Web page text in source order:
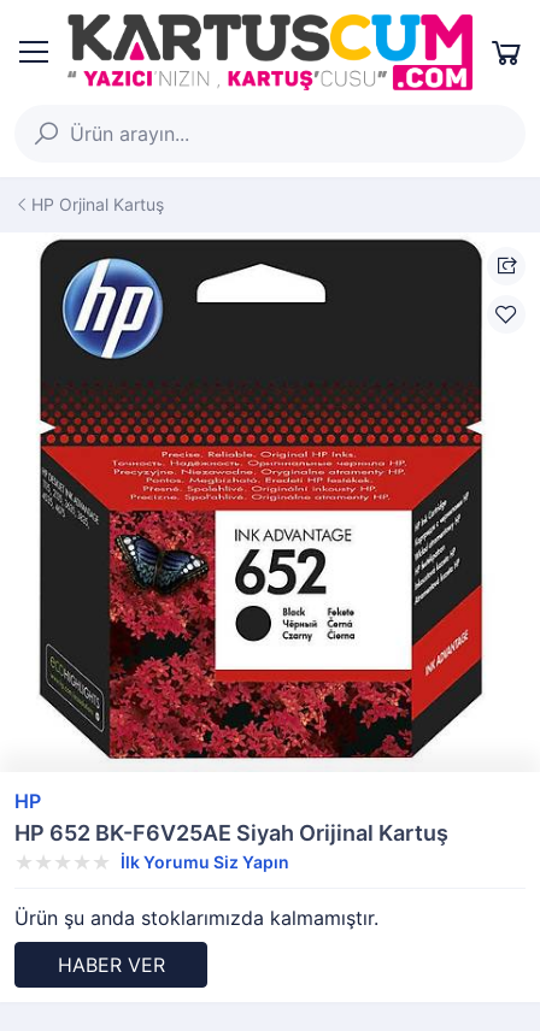
HP Orjinal Kartuş
HP
HP 652 BK-F6V25AE Siyah Orijinal Kartuş
İlk Yorumu Siz Yapın
Ürün şu anda stoklarımızda kalmamıştır.
HABER VER